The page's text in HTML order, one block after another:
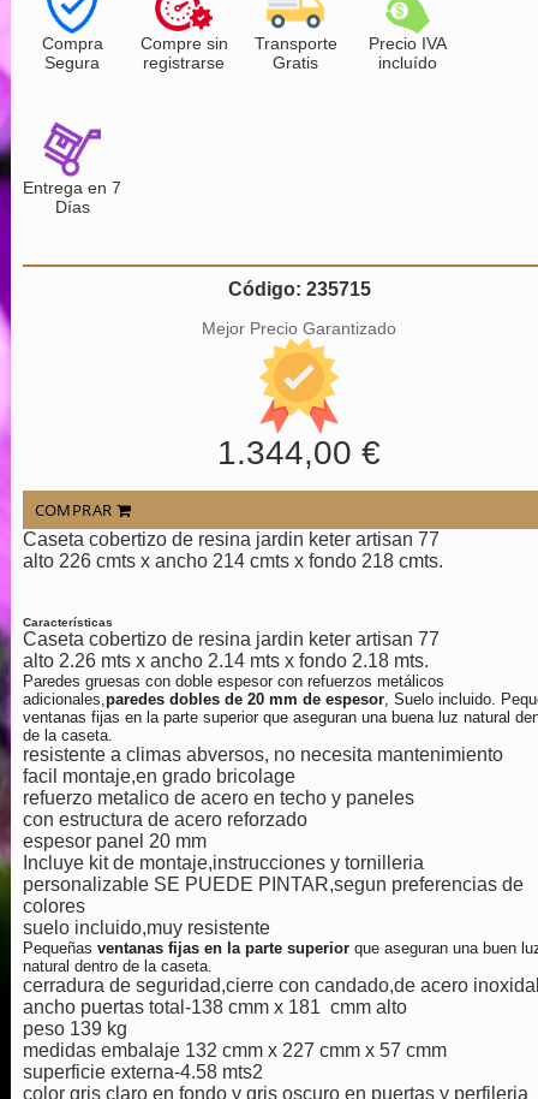
Compra
Segura
Compre sin
registrarse
Transporte
Gratis
Precio IVA
incluído
Entrega en 7
Días
Código: 235715
Mejor Precio Garantizado
1.344,00 €
COMPRAR
Caseta cobertizo de resina jardin keter artisan 77
alto 226 cmts x ancho 214 cmts x fondo 218 cmts.
Características
Caseta cobertizo de resina jardin keter artisan 77
alto 2.26 mts x ancho 2.14 mts x fondo 2.18 mts.
Paredes gruesas con doble espesor con refuerzos metálicos
adicionales,paredes dobles de 20 mm de espesor, Suelo incluido.
ventanas fijas en la parte superior que aseguran una buena luz natural
de la caseta.
resistente a climas abversos, no necesita mantenimiento
facil montaje,en grado bricolage
refuerzo metalico de acero en techo y paneles
con estructura de acero reforzado
espesor panel 20 mm
Incluye kit de montaje,instrucciones y tornilleria
personalizable SE PUEDE PINTAR,segun preferencias de
colores
suelo incluido,muy resistente
Pequeñas ventanas fijas en la parte superiorque aseguran una buen
natural dentro de la caseta.
cerradura de seguridad,cierre con candado,de acero
ancho puertas total-138 cmm x 181 cmm alto
peso 139 kg
medidas embalaje 132 cmm x 227 cmm x 57 cmm
superficie externa-4.58 mts2
color gris claro en fondo y gris oscuro en puertas y perfileria